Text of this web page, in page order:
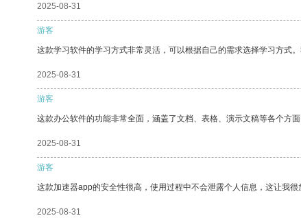
2025-08-31
游客
这款学习软件的学习方式非常灵活，可以根据自己的需求选择学习方式
2025-08-31
游客
这款办公软件的功能非常全面，涵盖了文档、表格、演示文稿等各个方
2025-08-31
游客
这款加速器app的安全性很高，使用过程中不会泄露个人信息，这让我
2025-08-31